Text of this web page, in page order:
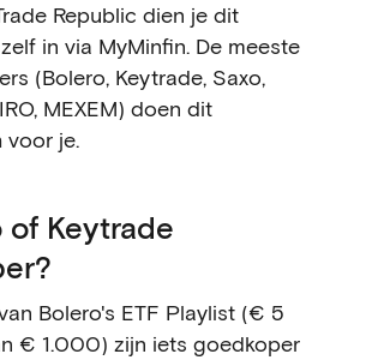
Republic dien je dit
in via MyMinfin. De meeste
(Bolero, Keytrade, Saxo,
MEXEM) doen dit
voor je.
of Keytrade
Bolero's ETF Playlist (€ 5
€ 1.000) zijn iets goedkoper